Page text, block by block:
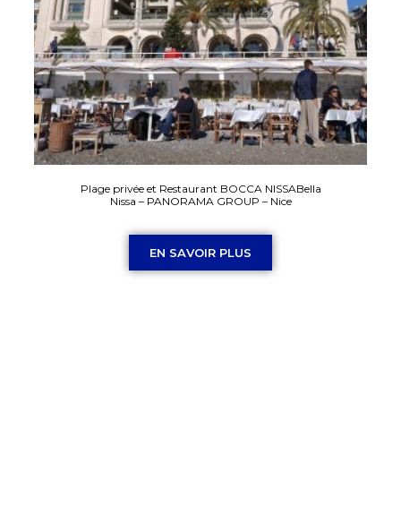
Plage privée et Restaurant BOCCA NISSABella
Nissa – PANORAMA GROUP – Nice
EN SAVOIR PLUS